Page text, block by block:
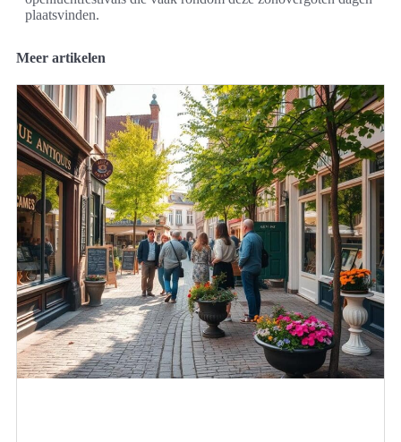
plaatsvinden.
Meer artikelen